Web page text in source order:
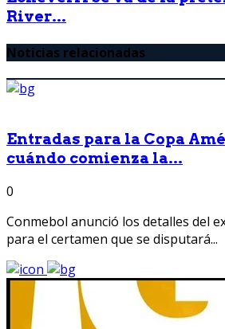
River...
Noticias relacionadas
Entradas para la Copa
cuándo comienza la...
0
Conmebol anunció los detalles del
para el certamen que se disputará...